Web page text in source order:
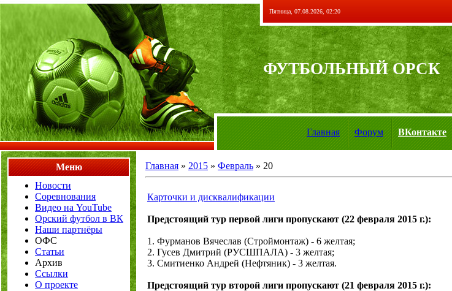
Пятница, 07.08.2026, 02:20
ФУТБОЛЬНЫЙ ОРСК
Главная Форум ВКонтакте
Меню
Новости
Соревнования
Видео на YouTube
Орский футбол в ВК
Наши партнёры
ОФС
Статьи
Архив
Ссылки
О проекте
Главная » 2015 » Февраль » 20
Карточки и дисквалификации
Предстоящий тур первой лиги пропускают (22 февраля 2015 г.):
1. Фурманов Вячеслав (Строймонтаж) - 6 желтая;
2. Гусев Дмитрий (РУСШПАЛА) - 3 желтая;
3. Смитиенко Андрей (Нефтяник) - 3 желтая.
Предстоящий тур второй лиги пропускают (21 февраля 2015 г.):